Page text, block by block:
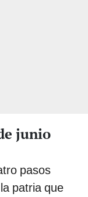
junio
pasos
patria que